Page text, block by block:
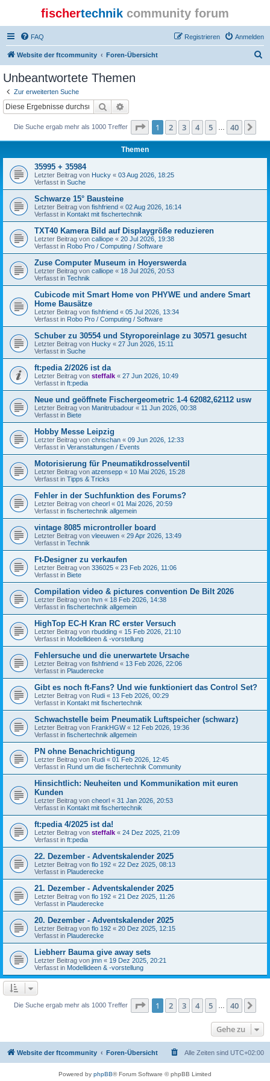
fischertechnik community forum
FAQ Anmelden
Registrieren
Website der ftcommunity Foren-Übersicht
Unbeantwortete Themen
Zur erweiterten Suche
Suche
Die Suche ergab mehr als 1000 Treffer Seite 1von 40
1 2 3 4 5 40
Themen
35995 + 35984
Letzter Beitrag von Hucky « 03 Aug 2026, 18:25
Verfasst in Suche
Schwarze 15° Bausteine
Letzter Beitrag von fishfriend « 02 Aug 2026, 16:14
Verfasst in Kontakt mit fischertechnik
TXT40 Kamera Bild auf Displaygröße reduzieren
Letzter Beitrag von calliope « 20 Jul 2026, 19:38
Verfasst in Robo Pro / Computing / Software
Zuse Computer Museum in Hoyerswerda
Letzter Beitrag von calliope « 18 Jul 2026, 20:53
Verfasst in Technik
Cubicode mit Smart Home von PHYWE und andere Smart
Home Bausätze
Letzter Beitrag von fishfriend « 05 Jul 2026, 13:34
Verfasst in Robo Pro / Computing / Software
Schuber zu 30554 und Styroporeinlage zu 30571 gesucht
Letzter Beitrag von Hucky « 27 Jun 2026, 15:11
Verfasst in Suche
ft:pedia 2/2026 ist da
Letzter Beitrag von steffalk « 27 Jun 2026, 10:49
Verfasst in ft:pedia
Neue und geöffnete Fischergeometric 1-4 62082,62112 usw
Letzter Beitrag von Manitrubadour « 11 Jun 2026, 00:38
Verfasst in Biete
Hobby Messe Leipzig
Letzter Beitrag von chrischan « 09 Jun 2026, 12:33
Verfasst in Veranstaltungen / Events
Motorisierung für Pneumatikdrosselventil
Letzter Beitrag von atzensepp « 10 Mai 2026, 15:28
Verfasst in Tipps & Tricks
Fehler in der Suchfunktion des Forums?
Letzter Beitrag von cheorl « 01 Mai 2026, 20:59
Verfasst in fischertechnik allgemein
vintage 8085 microntroller board
Letzter Beitrag von vleeuwen « 29 Apr 2026, 13:49
Verfasst in Technik
Ft-Designer zu verkaufen
Letzter Beitrag von 336025 « 23 Feb 2026, 11:06
Verfasst in Biete
Compilation video & pictures convention De Bilt 2026
Letzter Beitrag von hvn « 18 Feb 2026, 14:38
Verfasst in fischertechnik allgemein
HighTop EC-H Kran RC erster Versuch
Letzter Beitrag von rbudding « 15 Feb 2026, 21:10
Verfasst in Modellideen & -vorstellung
Fehlersuche und die unerwartete Ursache
Letzter Beitrag von fishfriend « 13 Feb 2026, 22:06
Verfasst in Plauderecke
Gibt es noch ft-Fans? Und wie funktioniert das Control Set?
Letzter Beitrag von Rudi « 13 Feb 2026, 00:29
Verfasst in Kontakt mit fischertechnik
Schwachstelle beim Pneumatik Luftspeicher (schwarz)
Letzter Beitrag von FrankHGW« 12 Feb 2026, 19:36
Verfasst in fischertechnik allgemein
PN ohne Benachrichtigung
Letzter Beitrag von Rudi « 01 Feb 2026, 12:45
Verfasst in Rund um die fischertechnik Community
Hinsichtlich: Neuheiten und Kommunikation mit euren
Kunden
Letzter Beitrag von cheorl « 31 Jan 2026, 20:53
Verfasst in Kontakt mit fischertechnik
ft:pedia 4/2025 ist da!
Letzter Beitrag von steffalk « 24 Dez 2025, 21:09
Verfasst in ft:pedia
22. Dezember - Adventskalender 2025
Letzter Beitrag von flo 192 « 22 Dez 2025, 08:13
Verfasst in Plauderecke
21. Dezember - Adventskalender 2025
Letzter Beitrag von flo 192 « 21 Dez 2025, 11:26
Verfasst in Plauderecke
20. Dezember - Adventskalender 2025
Letzter Beitrag von flo 192 « 20 Dez 2025, 12:15
Verfasst in Plauderecke
Liebherr Bauma give away sets
Letzter Beitrag von jmn « 19 Dez 2025, 20:21
Verfasst in Modellideen & -vorstellung
Die Suche ergab mehr als 1000 Treffer Seite 1von 40
1 2 3 4 5 40
Gehe zu
Website der ftcommunity Foren-Übersicht Alle Zeiten sind UTC+02:00
Powered by phpBB® Forum Software © phpBB Limited